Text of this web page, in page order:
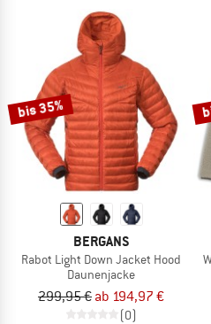
bis 35%
BERGANS
Rabot Light Down Jacket Hood
Daunenjacke
299,95 € ab 194,97 €
(0)